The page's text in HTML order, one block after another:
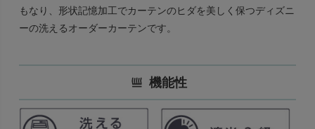
もなり、形状記憶加工でカーテンのヒダを美しく保つディズニ
ーの洗えるオーダーカーテンです。
機能性